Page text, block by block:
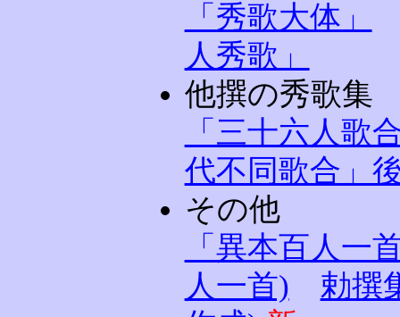
「秀歌大体」
人秀歌」
他撰の秀歌集
「三十六人歌
代不同歌合」
その他
「異本百人一
人一首)
勅撰